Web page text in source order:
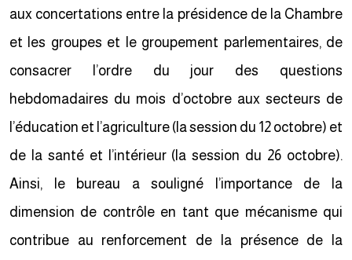
aux concertations entre la présidence de la Chambre
et les groupes et le groupement parlementaires, de
consacrer l’ordre du jour des questions
hebdomadaires du mois d’octobre aux secteurs de
l’éducation et l’agriculture (la session du 12 octobre) et
de la santé et l’intérieur (la session du 26 octobre).
Ainsi, le bureau a souligné l’importance de la
dimension de contrôle en tant que mécanisme qui
contribue au renforcement de la présence de la